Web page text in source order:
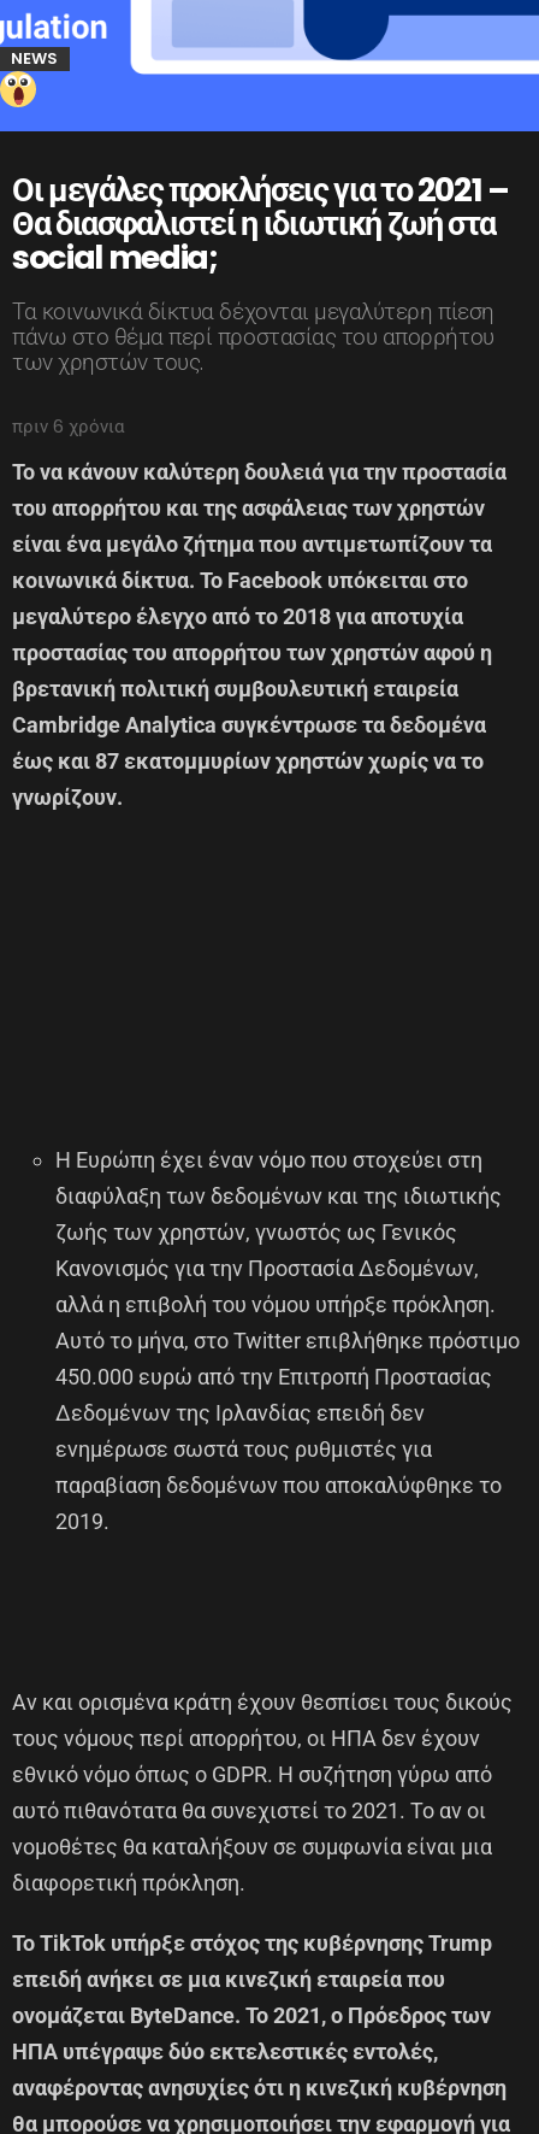
NEWS
Οι μεγάλες προκλήσεις για το 2021 –
Θα διασφαλιστεί η ιδιωτική ζωή στα
social media;
Τα κοινωνικά δίκτυα δέχονται μεγαλύτερη πίεση
πάνω στο θέμα περί προστασίας του απορρήτου
των χρηστών τους.
πριν 6 χρόνια
Το να κάνουν καλύτερη δουλειά για την προστασία
του απορρήτου και της ασφάλειας των χρηστών
είναι ένα μεγάλο ζήτημα που αντιμετωπίζουν τα
κοινωνικά δίκτυα. Το Facebook υπόκειται στο
μεγαλύτερο έλεγχο από το 2018 για αποτυχία
προστασίας του απορρήτου των χρηστών αφού η
βρετανική πολιτική συμβουλευτική εταιρεία
Cambridge Analytica συγκέντρωσε τα δεδομένα
έως και 87 εκατομμυρίων χρηστών χωρίς να το
γνωρίζουν.
Η Ευρώπη έχει έναν νόμο που στοχεύει στη
διαφύλαξη των δεδομένων και της ιδιωτικής
ζωής των χρηστών, γνωστός ως Γενικός
Κανονισμός για την Προστασία Δεδομένων,
αλλά η επιβολή του νόμου υπήρξε πρόκληση.
Αυτό το μήνα, στο Twitter επιβλήθηκε πρόστιμο
450.000 ευρώ από την Επιτροπή Προστασίας
Δεδομένων της Ιρλανδίας επειδή δεν
ενημέρωσε σωστά τους ρυθμιστές για
παραβίαση δεδομένων που αποκαλύφθηκε το
2019.
Αν και ορισμένα κράτη έχουν θεσπίσει τους δικούς
τους νόμους περί απορρήτου, οι ΗΠΑ δεν έχουν
εθνικό νόμο όπως ο GDPR. Η συζήτηση γύρω από
αυτό πιθανότατα θα συνεχιστεί το 2021. Το αν οι
νομοθέτες θα καταλήξουν σε συμφωνία είναι μια
διαφορετική πρόκληση.
Το TikTok υπήρξε στόχος της κυβέρνησης Trump
επειδή ανήκει σε μια κινεζική εταιρεία που
ονομάζεται ByteDance. Το 2021, ο Πρόεδρος των
ΗΠΑ υπέγραψε δύο εκτελεστικές εντολές,
αναφέροντας ανησυχίες ότι η κινεζική κυβέρνηση
θα μπορούσε να χρησιμοποιήσει την εφαρμογή για